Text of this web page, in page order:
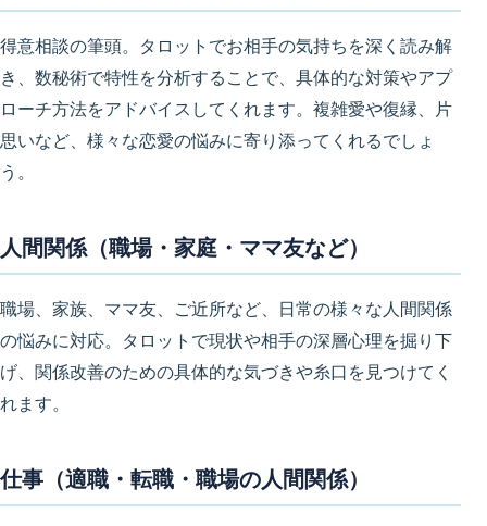
得意相談の筆頭。タロットでお相手の気持ちを深く読み解
き、数秘術で特性を分析することで、 具体的な対策やアプ
ローチ方法をアドバイスしてくれます。複雑愛や復縁、片
思いなど、様々な恋愛の悩みに寄り添ってくれるでしょ
う。
人間関係（職場・家庭・ママ友など）
職場、家族、ママ友、ご近所など、
日常の様々な人間関係
の悩みに対応。タロットで現状や相手の深層心理を掘り下
げ、関係改善のための具体的な気づきや糸口を見つけてく
れます。
仕事（適職・転職・職場の人間関係）